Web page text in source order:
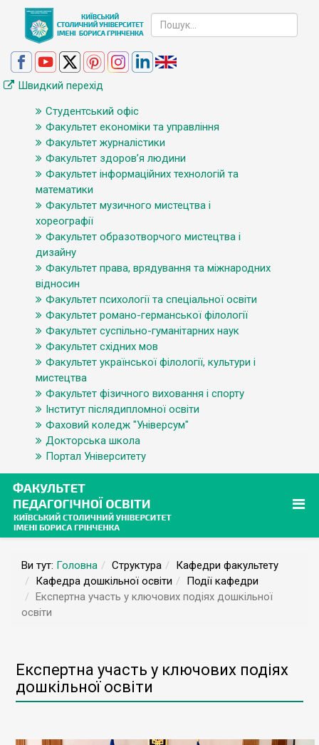
Швидкий перехід
Студентський офіс
Факультет економіки та управління
Факультет журналістики
Факультет здоров’я людини
Факультет інформаційних технологій та
математики
Факультет музичного мистецтва і
хореографії
Факультет образотворчого мистецтва і
дизайну
Факультет права, врядування та міжнародних
відносин
Факультет психології та спеціальної освіти
Факультет романо-германської філології
Факультет суспільно-гуманітарних наук
Факультет східних мов
Факультет української філології, культури і
мистецтва
Факультет фізичного виховання і спорту
Інститут післядипломної освіти
Фаховий коледж "Універсум"
Докторська школа
Портал Університету
Ви тут: Головна Структура
Кафедри факультету
Кафедра дошкільної освіти
Події кафедри
Експертна участь у ключових подіях дошкільної
освіти
Експертна участь у ключових подіях
дошкільної освіти